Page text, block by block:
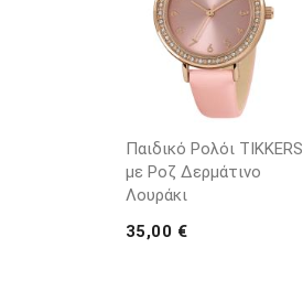
Παιδικό Ρολόι TIKKERS
με Ροζ Δερμάτινο
Λουράκι
35,00 €